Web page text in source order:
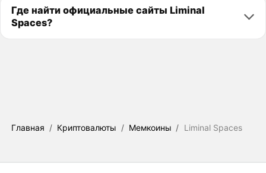
Где найти официальные сайты Liminal
Spaces?
Главная / Криптовалюты / Мемкоины / Liminal Spaces